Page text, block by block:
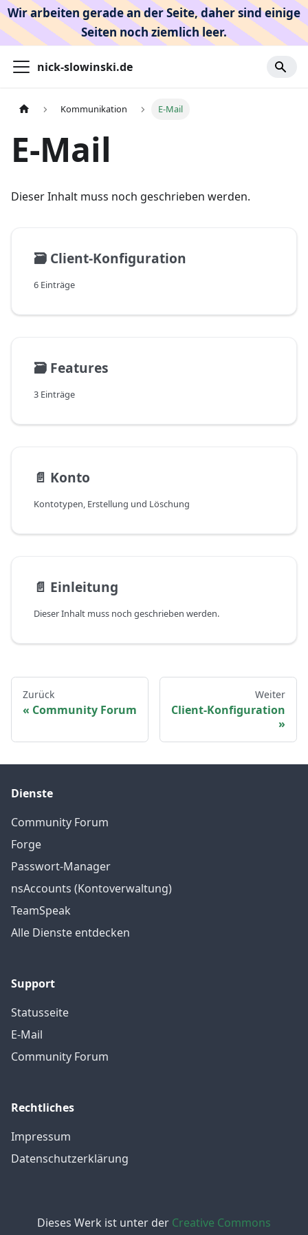
Wir arbeiten gerade an der Seite, daher sind einige
Seiten noch ziemlich leer.
nick-slowinski.de
Kommunikation E-Mail
E-Mail
Dieser Inhalt muss noch geschrieben werden.
🗃️ Client-Konfiguration
6 Einträge
🗃️ Features
3 Einträge
📄️ Konto
Kontotypen, Erstellung und Löschung
📄️ Einleitung
Dieser Inhalt muss noch geschrieben werden.
Zurück
Community Forum
Weiter
Client-Konfiguration
Dienste
Community Forum
Forge
Passwort-Manager
nsAccounts (Kontoverwaltung)
TeamSpeak
Alle Dienste entdecken
Support
Statusseite
E-Mail
Community Forum
Rechtliches
Impressum
Datenschutzerklärung
Dieses Werk ist unter der Creative Commons